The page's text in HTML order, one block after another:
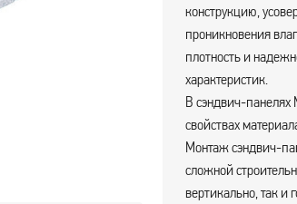
конструкцию,
проникновения
плотность и
характеристик.
В сэндвич-панелях
свойствах
Монтаж сэндвич-
сложной
вертикально, так и